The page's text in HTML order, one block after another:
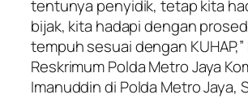
tentunya penyidik, tetap kita
bijak, kita hadapi dengan
tempuh sesuai dengan
Reskrimum Polda Metro Jaya
Imanuddin di Polda Metro Jaya,